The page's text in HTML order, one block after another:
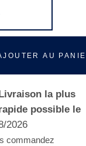
AU
la plus
possible le
2026